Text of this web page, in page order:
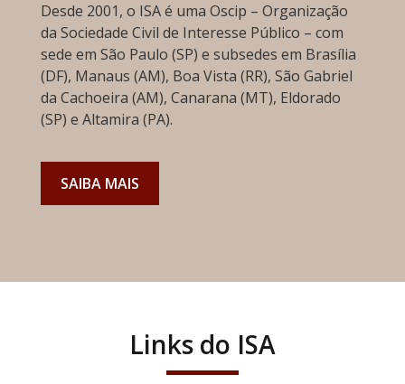
Desde 2001, o ISA é uma Oscip – Organização
da Sociedade Civil de Interesse Público – com
sede em São Paulo (SP) e subsedes em Brasília
(DF), Manaus (AM), Boa Vista (RR), São Gabriel
da Cachoeira (AM), Canarana (MT), Eldorado
(SP) e Altamira (PA).
SAIBA MAIS
Links do ISA